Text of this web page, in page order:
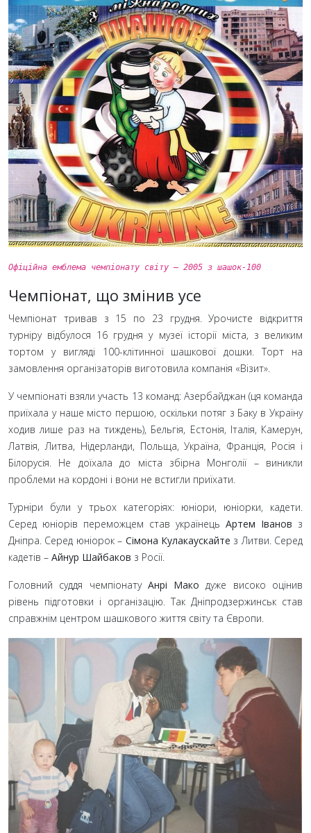
Офіційна емблема чемпіонату світу – 2005 з шашок-100
Чемпіонат, що змінив усе
Чемпіонат тривав з 15 по 23
грудня. Урочисте відкриття
турніру відбулося 16 грудня у музеї історії міста, з великим
тортом у вигляді 100-клітинної шашкової дошки. Торт на
замовлення організаторів виготовила компанія «Візит».
У чемпіонаті взяли участь 13 команд: Азербайджан (ця команда
приїхала у наше місто першою, оскільки потяг з Баку в Україну
ходив лише раз на тиждень), Бельгія, Естонія, Італія, Камерун,
Латвія, Литва, Нідерланди, Польща, Україна, Франція, Росія і
Білорусія. Не доїхала до міста збірна Монголії – виникли
проблеми на кордоні і вони не встигли приїхати.
Турніри були у трьох категоріях: юніори, юніорки, кадети.
Серед юніорів переможцем став українець Артем Іванов з
Дніпра. Серед юніорок – Сімона Кулакаускайте з Литви. Серед
кадетів – Айнур Шайбаков з Росії.
Головний суддя чемпіонату Анрі Мако дуже високо оцінив
рівень підготовки і організацію. Так Дніпродзержинськ став
справжнім центром шашкового життя світу та Європи.